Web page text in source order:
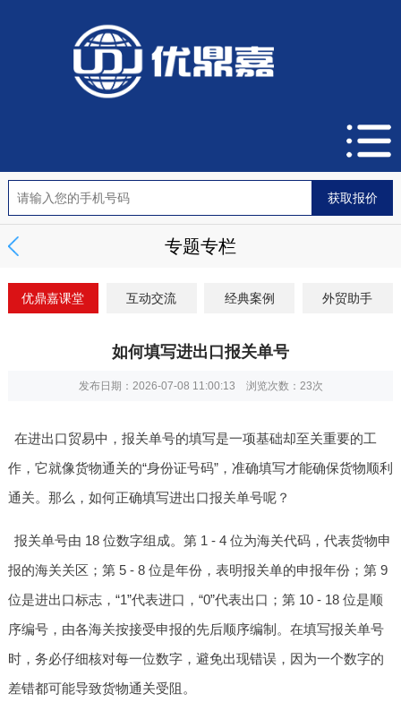
专题专栏
优鼎嘉课堂 互动交流 经典案例 外贸助手
如何填写进出口报关单号
发布日期：2026-07-08 11:00:13 浏览次数： 23次
在进出口贸易中，报关单号的填写是一项基础却至关重要的工
作，它就像货物通关的“身份证号码”，准确填写才能确保货物顺利
通关。那么，如何正确填写进出口报关单号呢？
报关单号由 18 位数字组成。第 1 - 4 位为海关代码，代表货物申
报的海关关区；第 5 - 8 位是年份，表明报关单的申报年份；第 9
位是进出口标志，“1”代表进口，“0”代表出口；第 10 - 18 位是顺
序编号，由各海关按接受申报的先后顺序编制。在填写报关单号
时，务必仔细核对每一位数字，避免出现错误，因为一个数字的
差错都可能导致货物通关受阻。